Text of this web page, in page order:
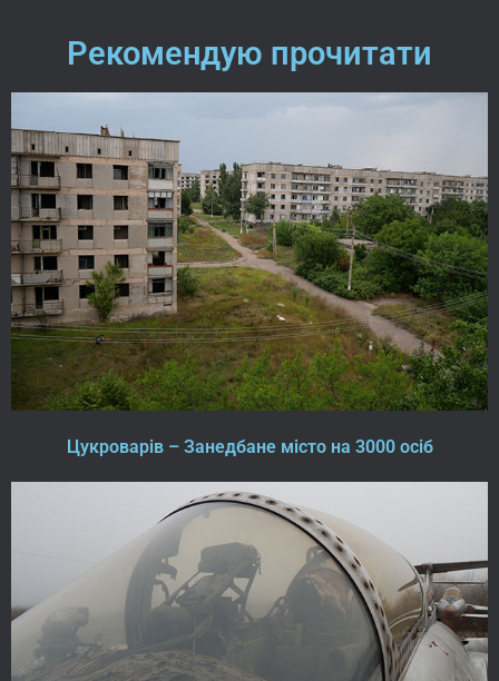
Рекомендую прочитати
Цукроварів – Занедбане місто на 3000 осіб